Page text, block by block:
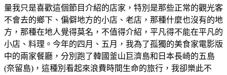
量我只是喜歡這個節目介紹的店家，特別是那些正常的觀光客
不會去的鄉下、偏僻地方的小店、老店，那種什麼也沒有的地
方，那種在地人覺得莫名，不值得介紹，平凡得不能在平凡的
小店、料理。今年的四月、五月，我為了孤獨的美食家電影版
中的兩家餐廳，分別跑了韓國釜山巨濟島和日本長崎的五島
(奈留島)，這種別看起來浪費時間生命的旅行，我卻樂此不